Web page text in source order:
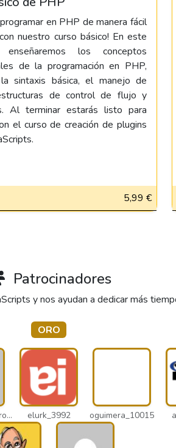
en PHP de manera fácil
nuestro curso básico! En este
los conceptos
de la programación en PHP,
sintaxis básica, el manejo de
de control de flujo y
Al terminar estarás listo para
el curso de creación de plugins
5,99 €
Patrocinadores
y nos ayudan a dedicar más
ORO
eduardo.guerrero_pto elurk_3992 oguimera_10015